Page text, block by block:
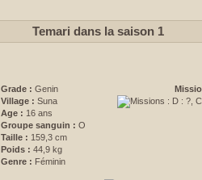
Temari dans la saison 1
Grade : Genin
Village : Suna
Age : 16 ans
Groupe sanguin : O
Taille : 159,3 cm
Poids : 44,9 kg
Genre : Féminin